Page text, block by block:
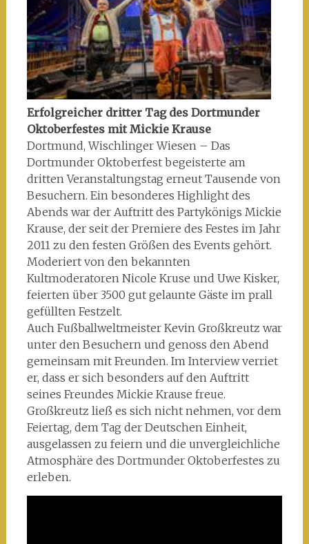
Erfolgreicher dritter Tag des Dortmunder
Oktoberfestes mit Mickie Krause
Dortmund, Wischlinger Wiesen – Das
Dortmunder Oktoberfest begeisterte am
dritten Veranstaltungstag erneut Tausende von
Besuchern. Ein besonderes Highlight des
Abends war der Auftritt des Partykönigs Mickie
Krause, der seit der Premiere des Festes im Jahr
2011 zu den festen Größen des Events gehört.
Moderiert von den bekannten
Kultmoderatoren Nicole Kruse und Uwe Kisker,
feierten über 3500 gut gelaunte Gäste im prall
gefüllten Festzelt.
Auch Fußballweltmeister Kevin Großkreutz war
unter den Besuchern und genoss den Abend
gemeinsam mit Freunden. Im Interview verriet
er, dass er sich besonders auf den Auftritt
seines Freundes Mickie Krause freue.
Großkreutz ließ es sich nicht nehmen, vor dem
Feiertag, dem Tag der Deutschen Einheit,
ausgelassen zu feiern und die unvergleichliche
Atmosphäre des Dortmunder Oktoberfestes zu
erleben.